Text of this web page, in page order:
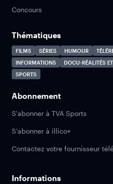
Concours
Thématiques
FILMS SÉRIES HUMOUR
INFORMATIONS
DOCU-RÉALITÉS
SPORTS
Abonnement
S'abonner à TVA Sports
S'abonner à illico+
Contactez votre fournisseur
Informations